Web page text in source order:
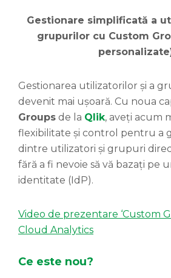
Gestionare simplificată a
grupurilor cu Custom
Gestionarea utilizatorilor și a
devenit mai ușoară. Cu noua
Groups de la Qlik, aveți acum
flexibilitate și control pentru a
dintre utilizatori și grupuri
fără a fi nevoie să vă bazați pe
identitate (IdP).
Video de prezentare ‘Custom
Cloud Analytics
Ce este nou?